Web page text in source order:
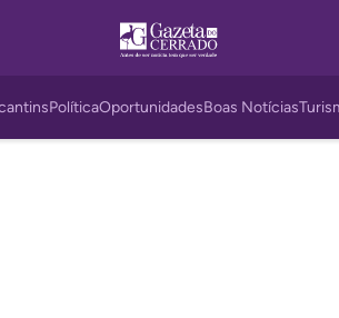
PolíticaOportunidadesBoas Notícias